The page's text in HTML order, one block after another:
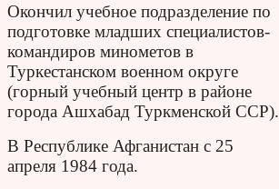
Окончил учебное подразделение по
подготовке младших специалистов-
командиров минометов в
Туркестанском военном округе
(горный учебный центр в районе
города Ашхабад Туркменской ССР).
В Республике Афганистан с 25
апреля 1984 года.